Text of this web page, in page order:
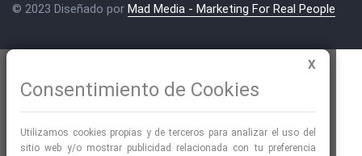
© 2023 Diseñado por Mad Media - Marketing For Real People
X
Consentimiento de Cookies
Utilizamos cookies propias y de terceros para analizar el uso del
sitio web y/o mostrar publicidad relacionada con tu preferencia